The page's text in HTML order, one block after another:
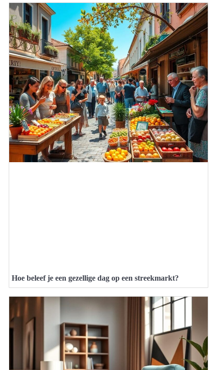
Hoe beleef je een gezellige dag op een streekmarkt?